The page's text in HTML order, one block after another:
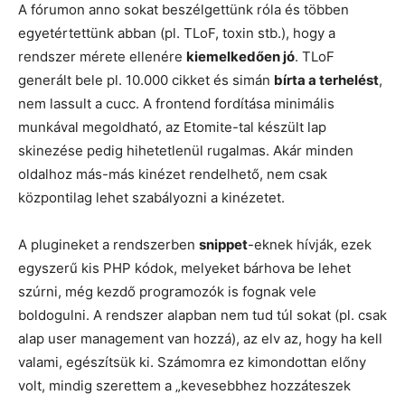
A fórumon anno sokat beszélgettünk róla és többen
egyetértettünk abban (pl. TLoF, toxin stb.), hogy a
rendszer mérete ellenére kiemelkedően jó. TLoF
generált bele pl. 10.000 cikket és simán bírta a terhelést,
nem lassult a cucc. A frontend fordítása minimális
munkával megoldható, az Etomite-tal készült lap
skinezése pedig hihetetlenül rugalmas. Akár minden
oldalhoz más-más kinézet rendelhető, nem csak
központilag lehet szabályozni a kinézetet.
A plugineket a rendszerben snippet-eknek hívják, ezek
egyszerű kis PHP kódok, melyeket bárhova be lehet
szúrni, még kezdő programozók is fognak vele
boldogulni. A rendszer alapban nem tud túl sokat (pl. csak
alap user management van hozzá), az elv az, hogy ha kell
valami, egészítsük ki. Számomra ez kimondottan előny
volt, mindig szerettem a „kevesebbhez hozzáteszek